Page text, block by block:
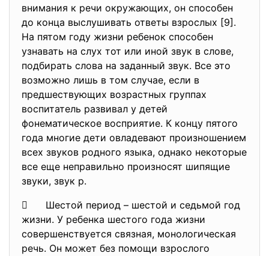
внимания к речи окружающих, он способен
до конца выслушивать ответы взрослых [9].
На пятом году жизни ребенок способен
узнавать на слух тот или иной звук в слове,
подбирать слова на заданный звук. Все это
возможно лишь в том случае, если в
предшествующих возрастных группах
воспитатель развивал у детей
фонематическое восприятие. К концу пятого
года многие дети овладевают произношением
всех звуков родного языка, однако некоторые
все еще неправильно произносят шипящие
звуки, звук р.
 Шестой период – шестой и седьмой год
жизни. У ребенка шестого года жизни
совершенствуется связная, монологическая
речь. Он может без помощи взрослого